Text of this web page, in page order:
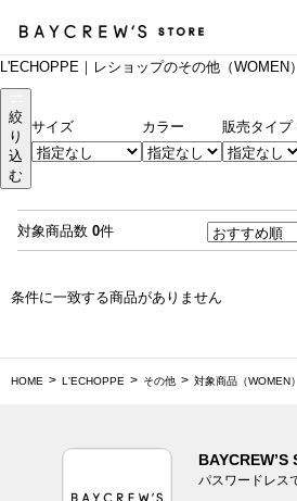
L'ECHOPPE｜レショップのその他（WOMEN）
絞
り
込
む
サイズ カラー 販売タイプ
対象商品数 0件
条件に一致する商品がありません
HOME L'ECHOPPE その他 対象商品（WOMEN）
BAYCREW’S
パスワードレス